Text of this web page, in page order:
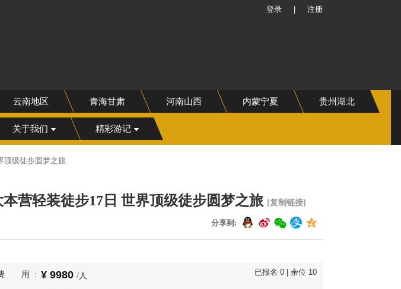
登录 注册
云南地区 青海甘肃 河南山西 内蒙宁夏 贵州湖北
关于我们 精彩游记
顶级徒步圆梦之旅
营轻装徒步17日 世界顶级徒步圆梦之旅 [复制链接]
分享到:
已报名 0 | 余位 10
用 9980 /人